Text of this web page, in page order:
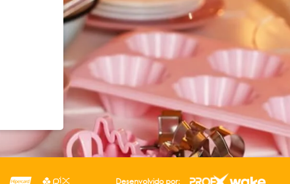
Desenvolvido por: